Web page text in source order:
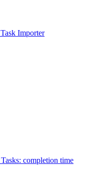
Task Importer
Tasks: completion time